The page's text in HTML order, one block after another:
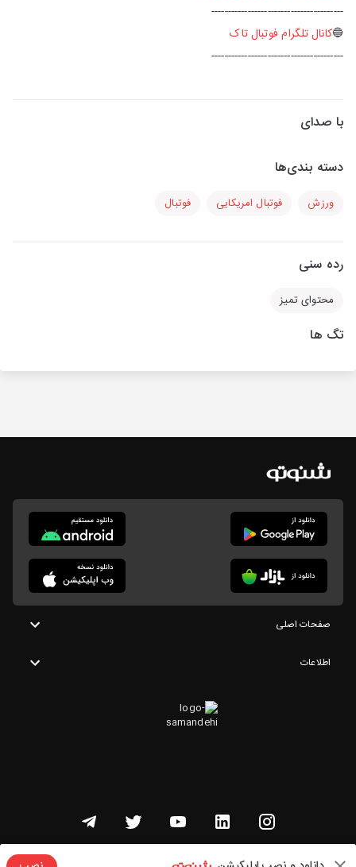
----------------------------------------
🔵کانال تلگرام فوتبال تاک
----------------------------------------
با صدای
دسته بندی‌ها
ورزش فوتبال امریکایی فوتبال
رده سنی
محتوای تمیز
تگ ها
صفحات اصلی
اطلاعات
تمامی حقوق این وبسایت متعلق به شنوتو است